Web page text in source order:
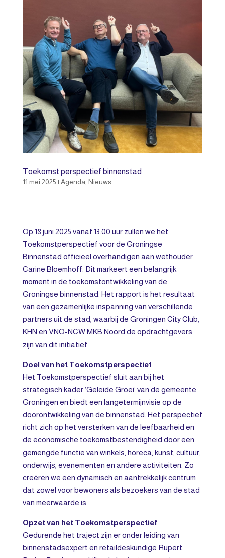
Toekomst perspectief binnenstad
11 mei 2025 | Agenda Nieuws
Op 18 juni 2025 vanaf 13.00 uur zullen we het
Toekomstperspectief voor de Groningse
Binnenstad officieel overhandigen aan wethouder
Carine Bloemhoff. Dit markeert een belangrijk
moment in de toekomstontwikkeling van de
Groningse binnenstad. Het rapport is het resultaat
van een gezamenlijke inspanning van verschillende
partners uit de stad, waarbij de Groningen City Club,
KHN en VNO-NCW MKB Noord de opdrachtgevers
zijn van dit initiatief.
Doel van het Toekomstperspectief
Het Toekomstperspectief sluit aan bij het
strategisch kader ‘Geleide Groei’ van de gemeente
Groningen en biedt een langetermijnvisie op de
doorontwikkeling van de binnenstad. Het perspectief
richt zich op het versterken van de leefbaarheid en
de economische toekomstbestendigheid door een
gemengde functie van winkels, horeca, kunst, cultuur,
onderwijs, evenementen en andere activiteiten. Zo
creëren we een dynamisch en aantrekkelijk centrum
dat zowel voor bewoners als bezoekers van de stad
van meerwaarde is.
Opzet van het Toekomstperspectief
Gedurende het traject zijn er onder leiding van
binnenstadsexpert en retaildeskundige Rupert